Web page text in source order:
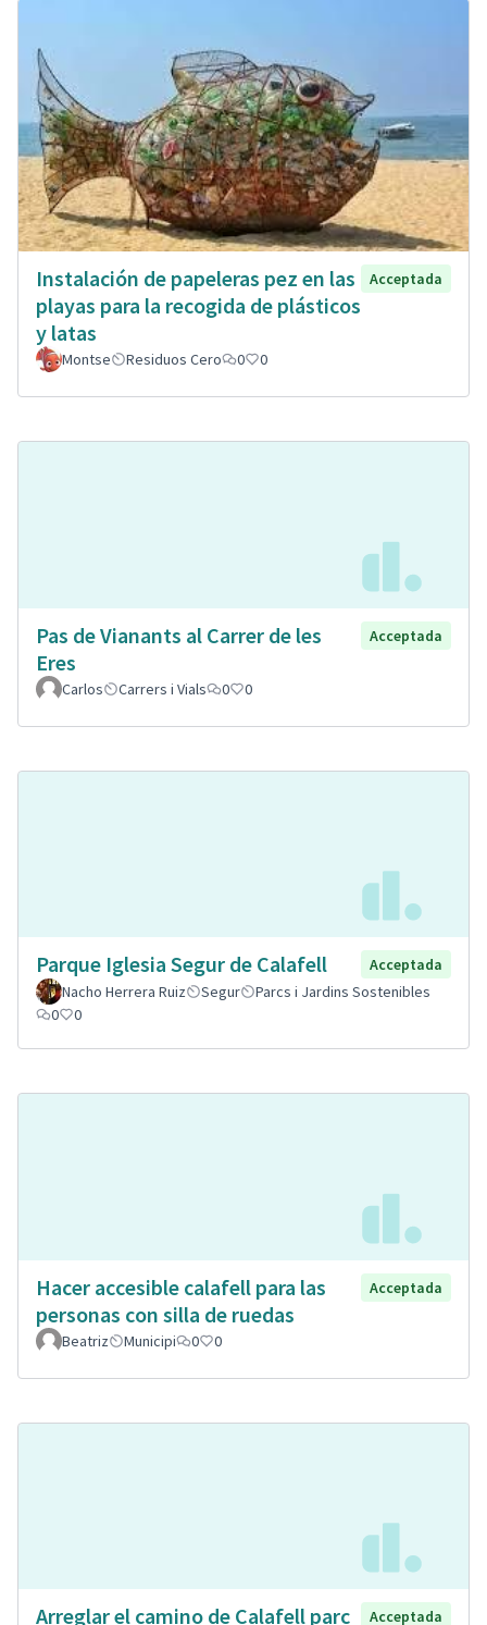
Instalación de papeleras pez en las
playas para la recogida de plásticos
y latas
Acceptada
Montse Residuos Cero 0 0
Pas de Vianants al Carrer de les
Eres
Acceptada
Carlos Carrers i Vials 0 0
Parque Iglesia Segur de Calafell
Acceptada
Nacho Herrera Ruiz
Segur
Parcs i Jardins Sostenibles
0
0
Hacer accesible calafell para las
personas con silla de ruedas
Acceptada
Beatriz Municipi 0 0
Arreglar el camino de Calafell parc Acceptada